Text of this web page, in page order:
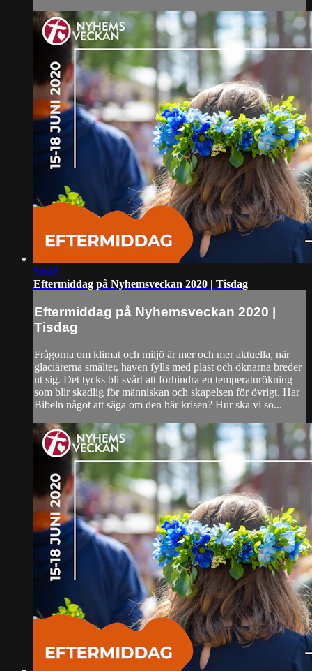
54:48
Eftermiddag på Nyhemsveckan 2020 | Tisdag
Eftermiddag på Nyhemsveckan 2020 |
Tisdag
Frågorna om klimat och miljö är mer och mer aktuella, när
glaciärerna smälter, haven fylls med plast och öknarna breder
ut sig. Det tycks bli svårt att förhindra en temperaturökning
som blir skadlig för människan och skapelsen för övrigt. Har
Bibeln något att säga om den här krisen? Hur ska vi so...